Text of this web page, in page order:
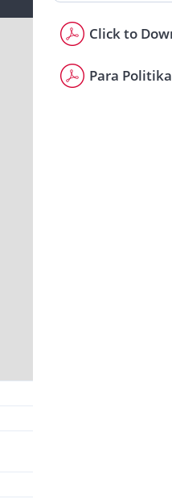
Click to
Para